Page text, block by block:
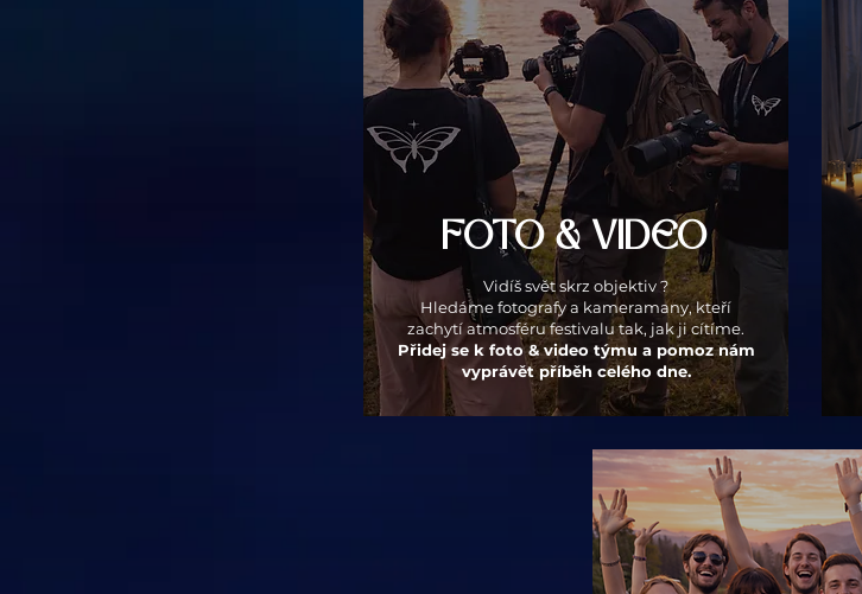
FOTO & VIDEO
Vidíš svět skrz objektiv ?
Hledáme fotografy a kameramany, kteří
zachytí atmosféru festivalu tak, jak ji cítíme.
Přidej se k foto & video týmu a pomoz nám
vyprávět příběh celého dne.